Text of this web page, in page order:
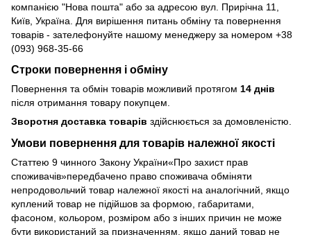
компанією "Нова пошта" або за адресою вул. Прирічна 11,
Київ, Україна. Для вирішення питань обміну та повернення
товарів - зателефонуйте нашому менеджеру за номером +38
(093) 968-35-66
Строки повернення і обміну
Повернення та обмін товарів можливий протягом 14 днів
після отримання товару покупцем.
Зворотня доставка товарів здійснюється за домовленістю.
Умови повернення для товарів належної якості
Статтею 9 чинного Закону України«Про захист прав
споживачів»передбачено право споживача обміняти
непродовольчий товар належної якості на аналогічний, якщо
куплений товар не підійшов за формою, габаритами,
фасоном, кольором, розміром або з інших причин не може
бути використаний за призначенням, якщо даний товар не